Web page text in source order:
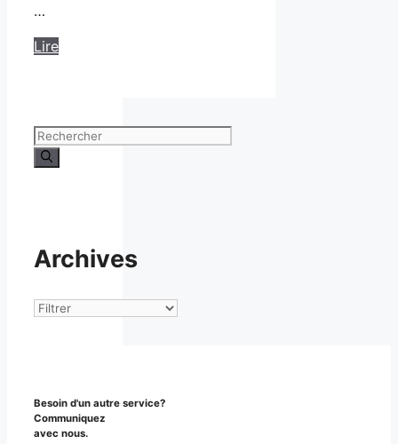
…
Lire
Rechercher :
Archives
Archives
Besoin d'un autre service?
Communiquez
avec nous.